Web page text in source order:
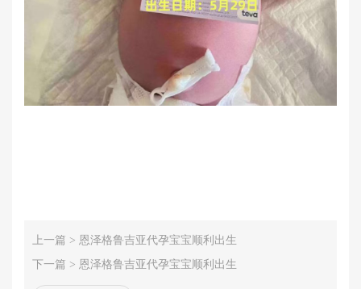
上一篇 > 恩泽格鲁吉亚代孕宝宝顺利出生
下一篇 > 恩泽格鲁吉亚代孕宝宝顺利出生